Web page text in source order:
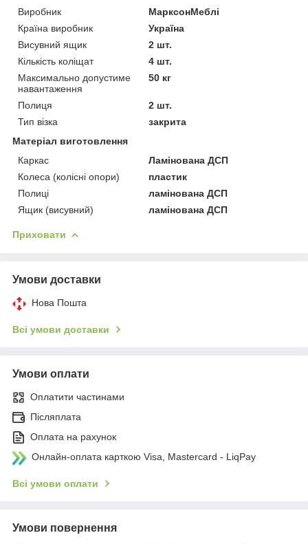
Виробник
МарксонМеблі
Країна виробник
Україна
Висувний ящик
2 шт.
Кількість коліщат
4 шт.
Максимально допустиме
навантаження
50 кг
Полиця
2 шт.
Тип візка
закрита
Матеріал виготовлення
Каркас
Ламінована ДСП
Колеса (колісні опори)
пластик
Полиці
ламінована ДСП
Ящик (висувний)
ламінована ДСП
Приховати
Умови доставки
Нова Пошта
Всі умови доставки
Умови оплати
Оплатити частинами
Післяплата
Оплата на рахунок
Онлайн-оплата карткою Visa, Mastercard - LiqPay
Всі умови оплати
Умови повернення